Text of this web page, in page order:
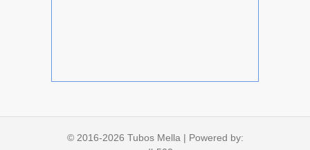
© 2016-2026 Tubos Mella | Powered by: